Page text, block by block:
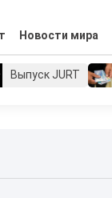
Новости мира
Выпуск JURT